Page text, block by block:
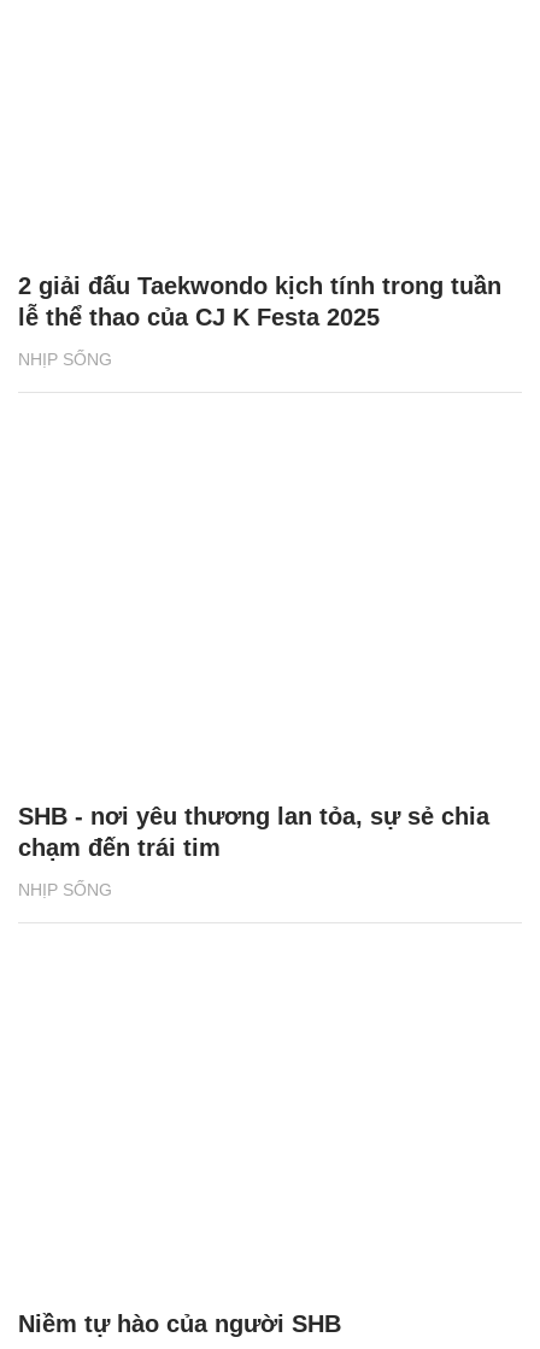
NHỊP SỐNG
2 giải đấu Taekwondo kịch tính trong tuần
lễ thể thao của CJ K Festa 2025
NHỊP SỐNG
SHB - nơi yêu thương lan tỏa, sự sẻ chia
chạm đến trái tim
Niềm tự hào của người SHB